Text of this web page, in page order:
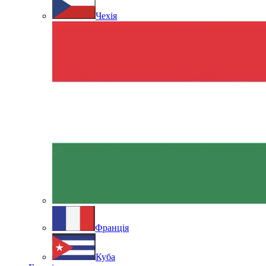
Чехія
Франція
Куба